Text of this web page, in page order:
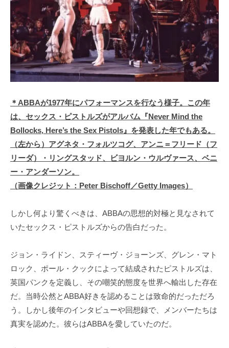
＊ABBAが1977年にパフォーマンスを行なう様子。この年
は、セックス・ピストルズがアルバム『Never Mind the
Bollocks, Here’s the Sex Pistols』を発表した年でもある。
（左から）アグネタ・フォルツコグ、アンニ＝フリード（フ
リーダ）・リングスタッド、ビヨルン・ウルヴァース、ベニ
ー・アンダーソン。
（画像クレジット：Peter Bischoff／Getty Images）
しかし何より驚くべきは、ABBAの思想的対極と見なされて
いたセックス・ピストルズからの告白だった。
ジョン・ライドン、スティーヴ・ジョーンズ、グレン・マト
ロック、ポール・クックによって結成されたピストルズは、
英国パンクを定義し、その嘲笑的態度を世界へ輸出した存在
だ。当時公然とABBA好きを認めることは致命的だっただろ
う。しかし後年のインタビューや回想録で、メンバーたちは
真実を認めた。彼らはABBAを愛していたのだ。